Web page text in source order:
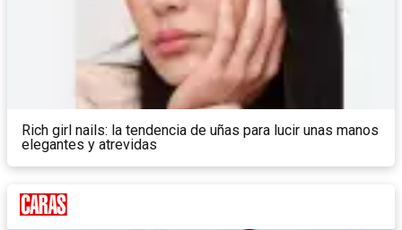
Rich girl nails: la tendencia de uñas para lucir unas manos
elegantes y atrevidas